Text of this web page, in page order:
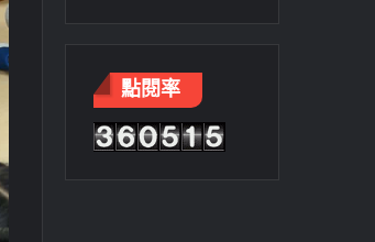
點閱率